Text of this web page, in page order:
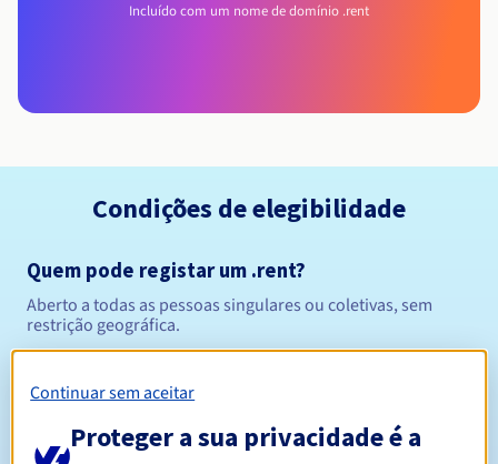
Incluído com um nome de domínio .rent
Condições de elegibilidade
Quem pode registar um .rent?
Aberto a todas as pessoas singulares ou coletivas, sem
restrição geográfica.
Período de registo Entre 1 e 10 anos
Continuar sem aceitar
Proteger a sua privacidade é a